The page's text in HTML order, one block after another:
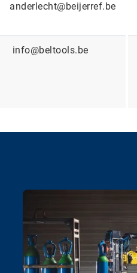
anderlecht@beijerref.be
info@beltools.be